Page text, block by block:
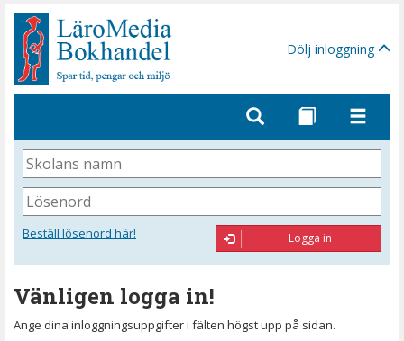
Gå
sidinnehåll
Dölj inloggning
Skolans
namn
Lösenord
Beställ lösenord här! Logga in
Vänligen logga in!
Ange dina inloggningsuppgifter i fälten högst upp på sidan.